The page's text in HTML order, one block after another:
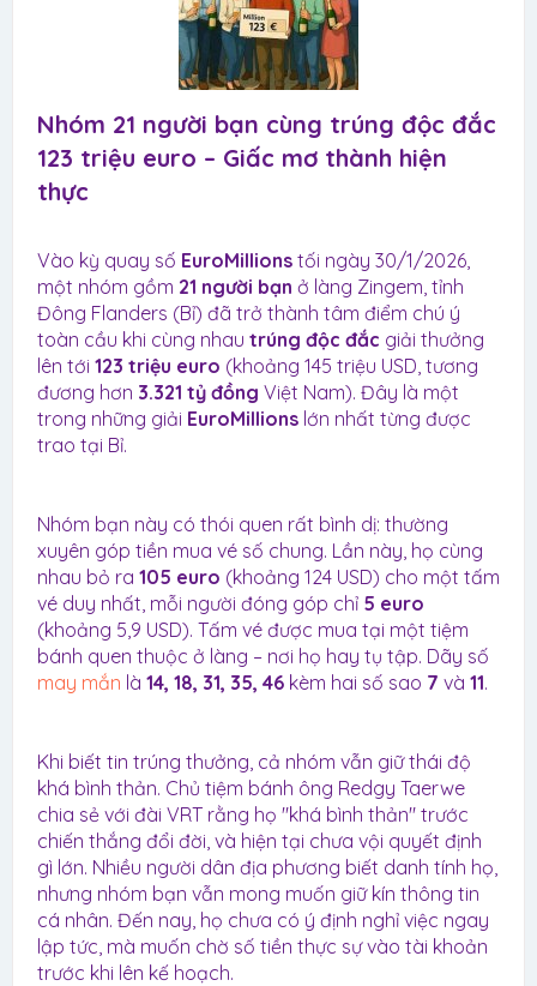
Nhóm 21 người bạn cùng trúng độc đắc
123 triệu euro – Giấc mơ thành hiện
thực​
Vào kỳ quay số EuroMillions tối ngày 30/1/2026,
một nhóm gồm 21 người bạn ở làng Zingem, tỉnh
Đông Flanders (Bỉ) đã trở thành tâm điểm chú ý
toàn cầu khi cùng nhau trúng độc đắc giải thưởng
lên tới 123 triệu euro (khoảng 145 triệu USD, tương
đương hơn 3.321 tỷ đồng Việt Nam). Đây là một
trong những giải EuroMillions lớn nhất từng được
trao tại Bỉ.
Nhóm bạn này có thói quen rất bình dị: thường
xuyên góp tiền mua vé số chung. Lần này, họ cùng
nhau bỏ ra 105 euro (khoảng 124 USD) cho một tấm
vé duy nhất, mỗi người đóng góp chỉ 5 euro
(khoảng 5,9 USD). Tấm vé được mua tại một tiệm
bánh quen thuộc ở làng – nơi họ hay tụ tập. Dãy số
may mắn là 14, 18, 31, 35, 46 kèm hai số sao 7 và 11.
Khi biết tin trúng thưởng, cả nhóm vẫn giữ thái độ
khá bình thản. Chủ tiệm bánh ông Redgy Taerwe
chia sẻ với đài VRT rằng họ "khá bình thản" trước
chiến thắng đổi đời, và hiện tại chưa vội quyết định
gì lớn. Nhiều người dân địa phương biết danh tính họ,
nhưng nhóm bạn vẫn mong muốn giữ kín thông tin
cá nhân. Đến nay, họ chưa có ý định nghỉ việc ngay
lập tức, mà muốn chờ số tiền thực sự vào tài khoản
trước khi lên kế hoạch.